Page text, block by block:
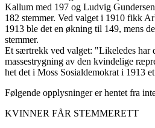
Kallum med 197 og Ludvig
182 stemmer. Ved valget i 1910 fikk
1913 ble det en økning til 149, mens
stemmer.
Et særtrekk ved valget: "Likeledes har
massestrygning av den kvindelige
het det i Moss Sosialdemokrat i 1913
Følgende opplysninger er hentet fra
KVINNER FÅR STEMMERETT